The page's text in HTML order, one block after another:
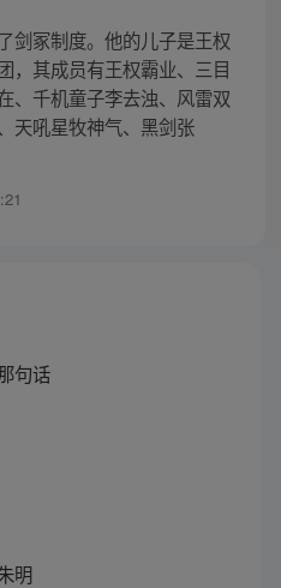
剑冢制度。他的儿子是王权
，其成员有王权霸业、三目
、千机童子李去浊、风雷双
天吼星牧神气、黑剑张
句话
明